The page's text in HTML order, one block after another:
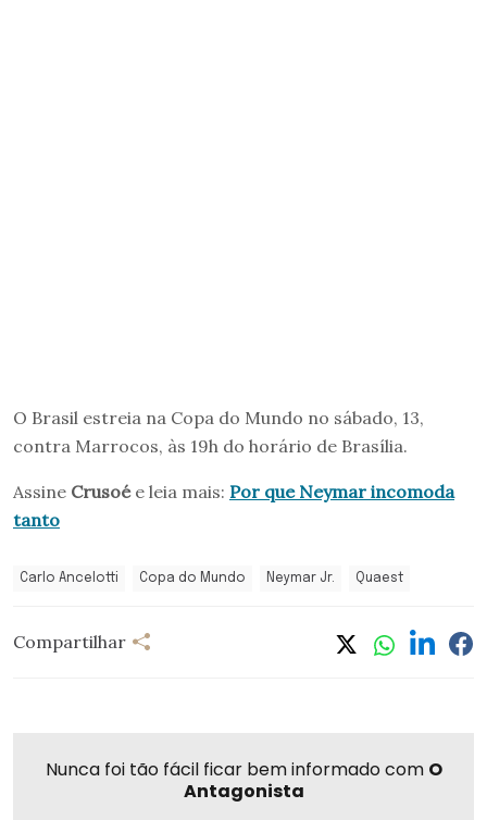
O Brasil estreia na Copa do Mundo no sábado, 13,
contra Marrocos, às 19h do horário de Brasília.
Assine Crusoée leia mais: Por que Neymar incomoda
tanto
Carlo Ancelotti Copa do Mundo Neymar Jr. Quaest
Compartilhar
Nunca foi tão fácil ficar bem informado com O
Antagonista